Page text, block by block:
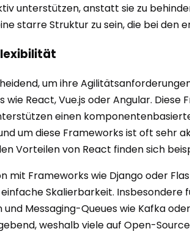
unterstützen, anstatt sie zu
starre Struktur zu sein, die bei den
um ihre
React, Vue.js oder Angular.
einen
um diese Frameworks ist oft sehr
Vorteilen von React finden sich
mit Frameworks wie Django oder
Skalierbarkeit.
Messaging-Queues wie Kafka
weshalb viele auf Open-